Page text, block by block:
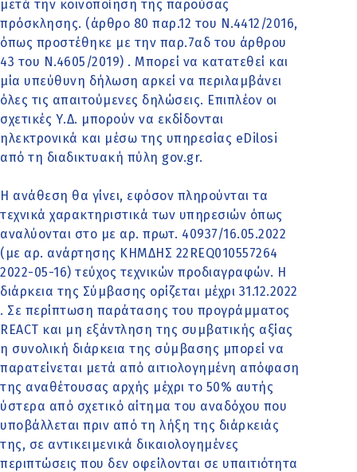
μετά την κοινοποίηση της παρούσας
πρόσκλησης. (άρθρο 80 παρ.12 του Ν.4412/2016,
όπως προστέθηκε με την παρ.7αδ του άρθρου
43 του Ν.4605/2019) . Μπορεί να κατατεθεί και
μία υπεύθυνη δήλωση αρκεί να περιλαμβάνει
όλες τις απαιτούμενες δηλώσεις. Επιπλέον οι
σχετικές Υ.Δ. μπορούν να εκδίδονται
ηλεκτρονικά και μέσω της υπηρεσίας eDilosi
από τη διαδικτυακή πύλη gov.gr.
Η ανάθεση θα γίνει, εφόσον πληρούνται τα
τεχνικά χαρακτηριστικά των υπηρεσιών όπως
αναλύονται στο με αρ. πρωτ. 40937/16.05.2022
(με αρ. ανάρτησης ΚΗΜΔΗΣ 22REQ010557264
2022-05-16) τεύχος τεχνικών προδιαγραφών. Η
διάρκεια της Σύμβασης ορίζεται μέχρι 31.12.2022
. Σε περίπτωση παράτασης του προγράμματος
REACT και μη εξάντληση της συμβατικής αξίας
η συνολική διάρκεια της σύμβασης μπορεί να
παρατείνεται μετά από αιτιολογημένη απόφαση
της αναθέτουσας αρχής μέχρι το 50% αυτής
ύστερα από σχετικό αίτημα του αναδόχου που
υποβάλλεται πριν από τη λήξη της διάρκειάς
της, σε αντικειμενικά δικαιολογημένες
περιπτώσεις που δεν οφείλονται σε υπαιτιότητα